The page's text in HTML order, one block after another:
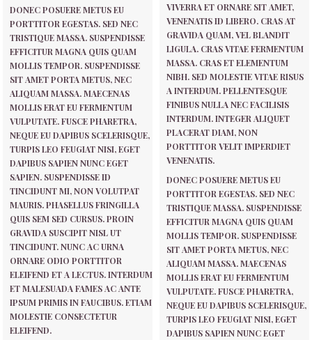
DONEC POSUERE METUS EU
PORTTITOR EGESTAS. SED NEC
TRISTIQUE MASSA. SUSPENDISSE
EFFICITUR MAGNA QUIS QUAM
MOLLIS TEMPOR. SUSPENDISSE
SIT AMET PORTA METUS, NEC
ALIQUAM MASSA. MAECENAS
MOLLIS ERAT EU FERMENTUM
VULPUTATE. FUSCE PHARETRA,
NEQUE EU DAPIBUS SCELERISQUE,
TURPIS LEO FEUGIAT NISI, EGET
DAPIBUS SAPIEN NUNC EGET
SAPIEN. SUSPENDISSE ID
TINCIDUNT MI, NON VOLUTPAT
MAURIS. PHASELLUS FRINGILLA
QUIS SEM SED CURSUS. PROIN
GRAVIDA SUSCIPIT NISL UT
TINCIDUNT. NUNC AC URNA
ORNARE ODIO PORTTITOR
ELEIFEND ET A LECTUS. INTERDUM
ET MALESUADA FAMES AC ANTE
IPSUM PRIMIS IN FAUCIBUS. ETIAM
MOLESTIE CONSECTETUR
ELEIFEND.
VIVERRA ET ORNARE SIT AMET,
VENENATIS ID LIBERO. CRAS AT
GRAVIDA QUAM, VEL BLANDIT
LIGULA. CRAS VITAE FERMENTUM
MASSA. CRAS ET ELEMENTUM
NIBH. SED MOLESTIE VITAE RISUS
A INTERDUM. PELLENTESQUE
FINIBUS NULLA NEC FACILISIS
INTERDUM. INTEGER ALIQUET
PLACERAT DIAM, NON
PORTTITOR VELIT IMPERDIET
VENENATIS.
DONEC POSUERE METUS EU
PORTTITOR EGESTAS. SED NEC
TRISTIQUE MASSA. SUSPENDISSE
EFFICITUR MAGNA QUIS QUAM
MOLLIS TEMPOR. SUSPENDISSE
SIT AMET PORTA METUS, NEC
ALIQUAM MASSA. MAECENAS
MOLLIS ERAT EU FERMENTUM
VULPUTATE. FUSCE PHARETRA,
NEQUE EU DAPIBUS SCELERISQUE,
TURPIS LEO FEUGIAT NISI, EGET
DAPIBUS SAPIEN NUNC EGET